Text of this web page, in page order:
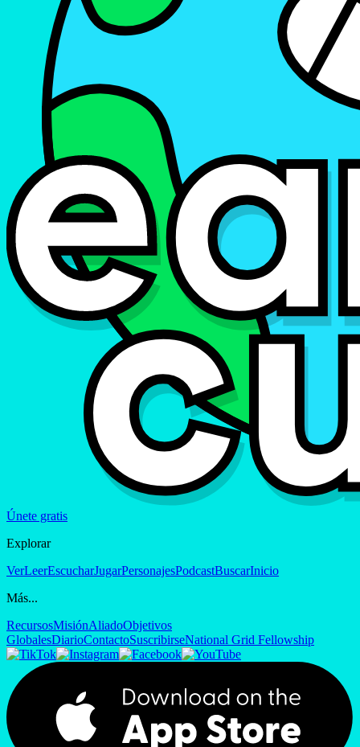
Únete gratis
Explorar
VerLeerEscucharJugarPersonajesPodcastBuscarInicio
Más...
RecursosMisiónAliadoObjetivos
GlobalesDiarioContactoSuscribirseNational Grid Fellowship